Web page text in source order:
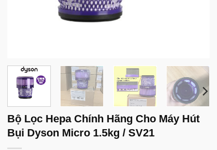
Bộ Lọc Hepa Chính Hãng Cho Máy Hút
Bụi Dyson Micro 1.5kg / SV21